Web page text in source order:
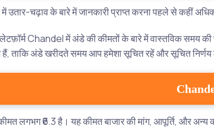
उतार-चढ़ाव के बारे में जानकारी प्राप्त करना पहले से कहीं
Chandel में अंडे की कीमतों के बारे में वास्तविक समय
अंडे खरीदते समय आप हमेशा सूचित रहें और सूचित
लगभग ₹6.3 है। यह कीमत बाजार की मांग, आपूर्ति, और